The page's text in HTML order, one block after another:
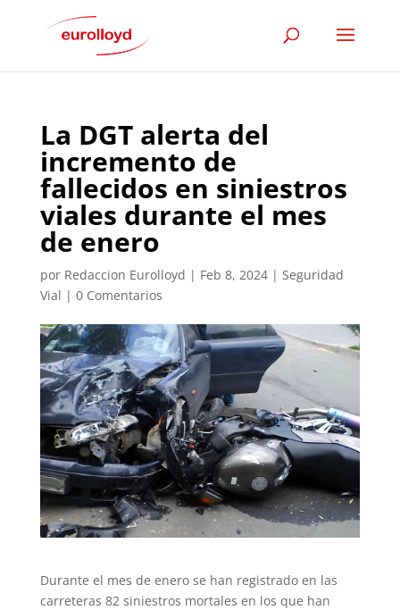
La DGT alerta del
incremento de
fallecidos en siniestros
viales durante el mes
de enero​
por Redaccion Eurolloyd | Feb 8, 2024| Seguridad
Vial | 0 Comentarios
Durante el mes de enero se han registrado en las
carreteras 82 siniestros mortales en los que han